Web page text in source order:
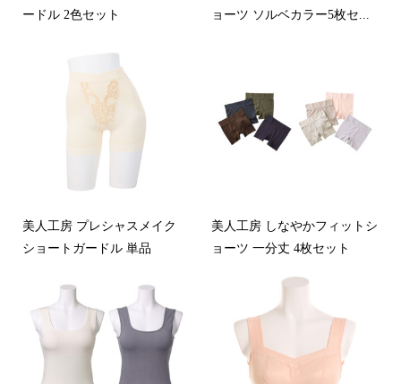
ードル 2色セット
ョーツ ソルベカラー5枚セ...
美人工房 プレシャスメイク
ショートガードル 単品
美人工房 しなやかフィットシ
ョーツ 一分丈 4枚セット